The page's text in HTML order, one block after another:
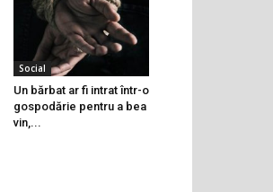
Social
Un bărbat ar fi intrat într-o
gospodărie pentru a bea
vin,...